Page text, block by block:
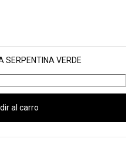
SERPENTINA VERDE
al carro